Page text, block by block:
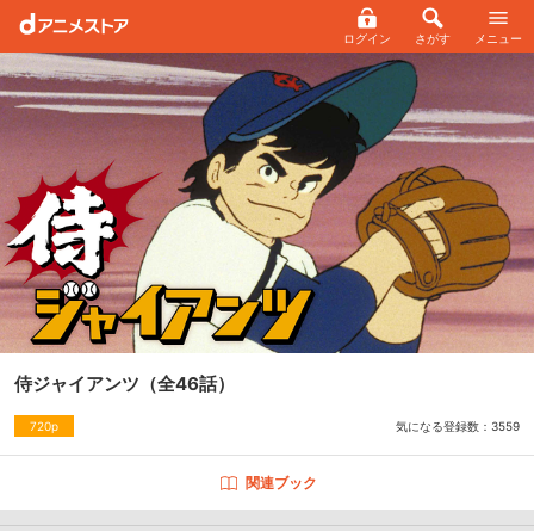
ログイン さがす メニュー
侍ジャイアンツ （全46話）
720p 気になる登録数： 3559
関連ブック